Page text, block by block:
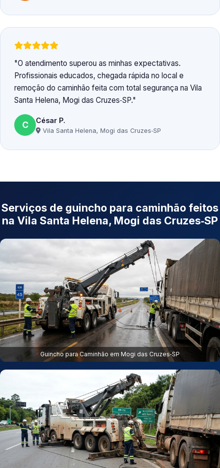
O atendimento superou as minhas expectativas.
Profissionais educados, chegada rápida no local e
remoção do caminhão feita com total segurança na Vila
Santa Helena, Mogi das Cruzes‑SP.
C César P.
Vila Santa Helena, Mogi das Cruzes‑SP
Serviços de guincho para caminhão feitos
na Vila Santa Helena, Mogi das Cruzes‑SP
Guincho para Caminhão em Mogi das Cruzes‑SP